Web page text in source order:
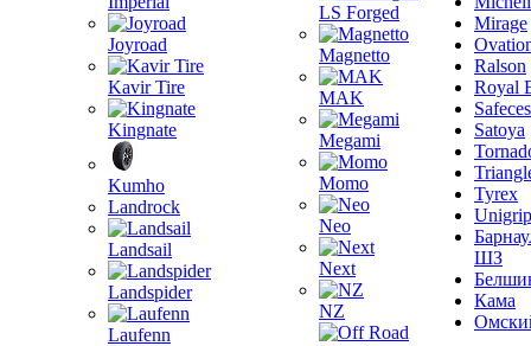
Joyroad
Kavir Tire
Kingnate
Kumho
Landrock
Landsail
Landspider
Laufenn
LS Forged
Magnetto
MAK
Megami
Momo
Neo
Next
NZ
Mirage
Ralson
Royal
Satoya
Tyrex
Unigrip
ШЗ
Кама